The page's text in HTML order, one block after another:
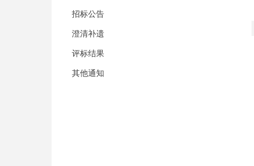
招标公告
澄清补遗
评标结果
其他通知